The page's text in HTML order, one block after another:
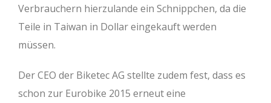
Verbrauchern hierzulande ein Schnippchen, da die
Teile in Taiwan in Dollar eingekauft werden
müssen.
Der CEO der Biketec AG stellte zudem fest, dass es
schon zur Eurobike 2015 erneut eine